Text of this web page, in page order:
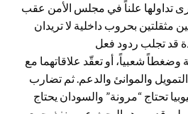
تداولها علناً في مجلس الأمن عقب
مثقلتين بحروب داخلية لا تريدان
قد تجلب ردود فعل
شعبياً، أو تعقّد علاقاتهما مع
والموانئ والدعم. ثم تضارب
تحتاج “مرونة” والسودان يحتاج